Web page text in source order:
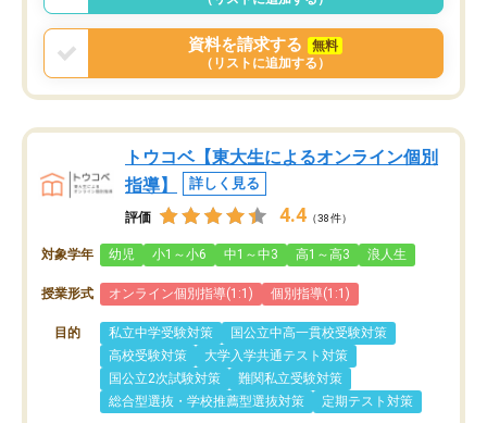
資料を請求する
無料
（リストに追加する）
トウコベ【東大生によるオンライン個別
指導】
詳しく見る
評価 4.4 （38件）
対象学年 幼児 小1～小6 中1～中3 高1～高3 浪人生
授業形式 オンライン個別指導(1:1) 個別指導(1:1)
目的 私立中学受験対策
国公立中高一貫校受験対策
高校受験対策
大学入学共通テスト対策
国公立2次試験対策
難関私立受験対策
総合型選抜・学校推薦型選抜対策
定期テスト対策